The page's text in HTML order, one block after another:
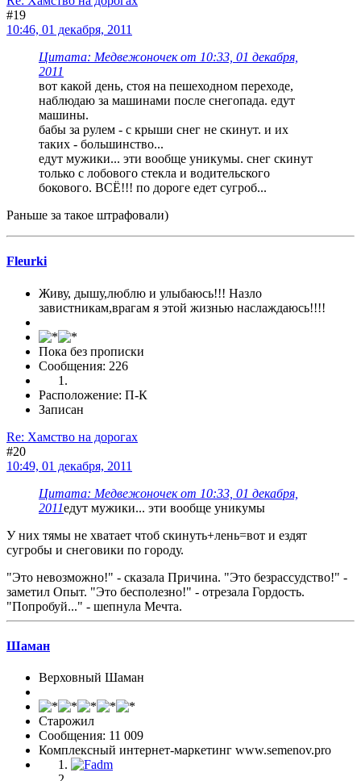
#19
10:46, 01 декабря, 2011
Цитата: Медвежоночек от 10:33, 01 декабря,
2011
вот какой день, стоя на пешеходном переходе,
наблюдаю за машинами после снегопада. едут
машины.
бабы за рулем - с крыши снег не скинут. и их
таких - большинство...
едут мужики... эти вообще уникумы. снег скинут
только с лобового стекла и водительского
бокового. ВСЁ!!! по дороге едет сугроб...
Раньше за такое штрафовали)
Fleurki
Живу, дышу,люблю и улыбаюсь!!! Назло
завистникам,врагам я этой жизнью наслаждаюсь!!!!
Пока без прописки
Сообщения: 226
Расположение: П-К
Записан
Re: Хамство на дорогах
#20
10:49, 01 декабря, 2011
Цитата: Медвежоночек от 10:33, 01 декабря,
2011едут мужики... эти вообще уникумы
У них тямы не хватает чтоб скинуть+лень=вот и ездят
сугробы и снеговики по городу.
"Это невозможно!" - сказала Причина. "Это безрассудство!" -
заметил Опыт. "Это бесполезно!" - отрезала Гордость.
"Попробуй..." - шепнула Мечта.
Шаман
Верховный Шаман
Старожил
Сообщения: 11 009
Комплексный интернет-маркетинг www.semenov.pro